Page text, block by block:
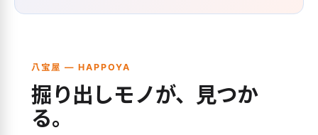
八宝屋 — HAPPOYA
掘り出しモノが、見つか
る。